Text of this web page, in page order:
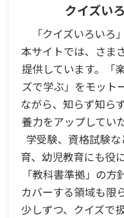
クイズい
「クイズいろいろ
本サイトでは、さま
提供しています。「
ズで学ぶ」をモット
ながら、知らず知ら
養力をアップしてい
学受験、資格試験
育、幼児教育にも役
「教科書準拠」の
カバーする領域も限
少しずつ、クイズで